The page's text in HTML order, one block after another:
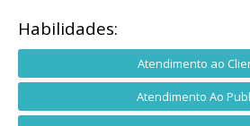
Habilidades:
Atendimento ao
Atendimento Ao